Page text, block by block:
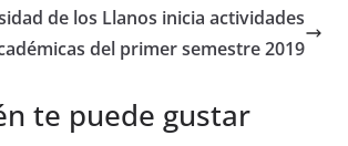
g
er
de los Llanos inicia actividades
del primer semestre 2019
te puede gustar